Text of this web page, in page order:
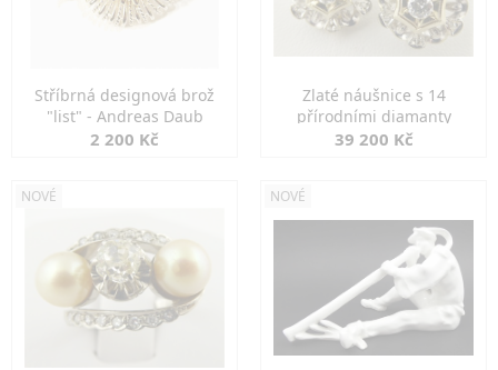
Stříbrná designová brož
"list" - Andreas Daub
2 200 Kč
Zlaté náušnice s 14
přírodními diamanty
39 200 Kč
NOVÉ NOVÉ